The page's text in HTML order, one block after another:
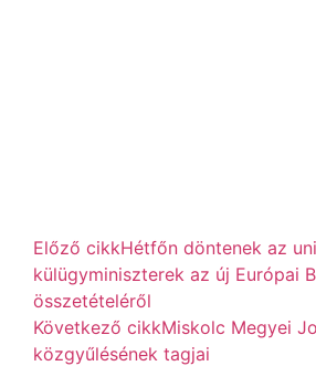
Előző cikkHétfőn döntenek az
külügyminiszterek az új Európai
összetételéről
Következő cikkMiskolc Megyei
közgyűlésének tagjai